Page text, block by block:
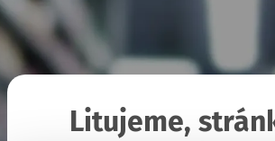
Litujeme,